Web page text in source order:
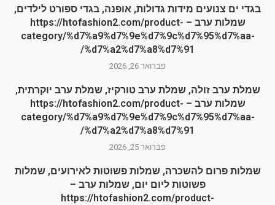
בגדי ים צנועים מידות גדולות, אופנה, בגדי ספורט לילדים,
שמלות ערב – https://htofashion2.com/product-
category/%d7%a9%d7%9e%d7%9c%d7%95%d7%aa-
%d7%a2%d7%a8%d7%91/
פברואר 26, 2026
שמלת ערב זולה, שמלת ערב טורקיז, שמלת ערב יוקרתית,
שמלות ערב – https://htofashion2.com/product-
category/%d7%a9%d7%9e%d7%9c%d7%95%d7%aa-
%d7%a2%d7%a8%d7%91/
פברואר 25, 2026
שמלות פרום להשכרה, שמלות פשוטות לאירועים, שמלות
פשוטות ליום יום, שמלות ערב –
https://htofashion2.com/product-